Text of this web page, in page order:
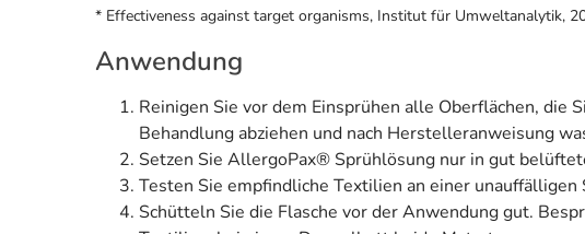
* Effectiveness against target organisms, Institut für Umweltanalytik,
Anwendung
Reinigen Sie vor dem Einsprühen alle Oberflächen,
Behandlung abziehen und nach Herstelleranweisung
Setzen Sie AllergoPax® Sprühlösung nur in gut
Testen Sie empfindliche Textilien an einer
Schütteln Sie die Flasche vor der Anwendung gut.